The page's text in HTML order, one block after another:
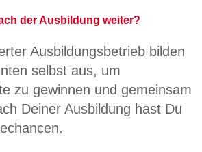
der Ausbildung weiter?
Ausbildungsbetrieb bilden
selbst aus, um
zu gewinnen und gemeinsam
Deiner Ausbildung hast Du